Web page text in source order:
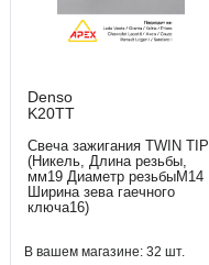
Denso
K20TT
Свеча зажигания TWIN TIP
(Никель, Длина резьбы,
мм19 Диаметр резьбыM14
Ширина зева гаечного
ключа16)
В вашем магазине: 32 шт.